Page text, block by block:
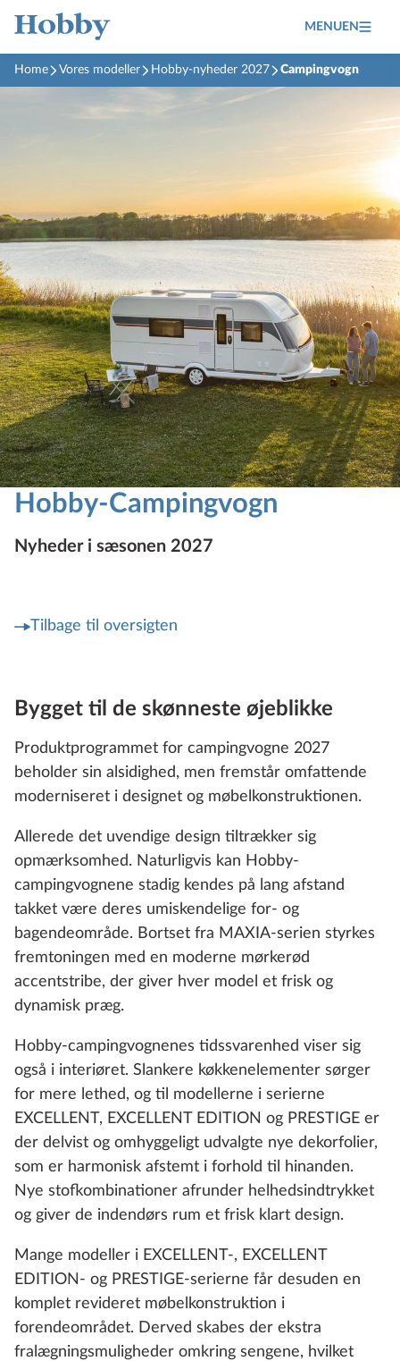
MENUEN
Home Vores modeller Hobby-nyheder 2027 Campingvogn
Hobby-Campingvogn
Nyheder i sæsonen 2027
Tilbage til oversigten
Bygget til de skønneste øjeblikke
Produktprogrammet for campingvogne 2027
beholder sin alsidighed, men fremstår omfattende
moderniseret i designet og møbelkonstruktionen.
Allerede det uvendige design tiltrækker sig
opmærksomhed. Naturligvis kan Hobby-
campingvognene stadig kendes på lang afstand
takket være deres umiskendelige for- og
bagendeområde. Bortset fra MAXIA-serien styrkes
fremtoningen med en moderne mørkerød
accentstribe, der giver hver model et frisk og
dynamisk præg.
Hobby-campingvognenes tidssvarenhed viser sig
også i interiøret. Slankere køkkenelementer sørger
for mere lethed, og til modellerne i serierne
EXCELLENT, EXCELLENT EDITION og PRESTIGE er
der delvist og omhyggeligt udvalgte nye dekorfolier,
som er harmonisk afstemt i forhold til hinanden.
Nye stofkombinationer afrunder helhedsindtrykket
og giver de indendørs rum et frisk klart design.
Mange modeller i EXCELLENT-, EXCELLENT
EDITION- og PRESTIGE-serierne får desuden en
komplet revideret møbelkonstruktion i
forendeområdet. Derved skabes der ekstra
fralægningsmuligheder omkring sengene, hvilket